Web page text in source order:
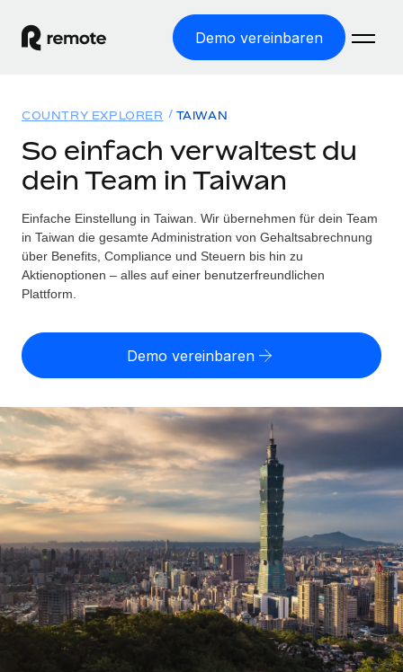
Demo vereinbaren
WELTWEITE BESCHÄFTIGUNG
Globale Payroll
Einfache, rechtssicher Payroll
Employer of Record
Weltweites Wachstum ohne Kosten für Niederlassungen
Contractor of Record
Rechtssichere, weltweite Arbeit mit Freelancer:innen
Globales Onboarding und Verwalten von
Freelancer:innen
PEO
Auslagern von komplexen HR-Aufgaben
INFRASTRUKTUR
Remote Embedded
Nahtlose Integration der HR in bestehende Abläufe
Plattform
Integrierte HR-Kernfunktionen für dein Team
Lösungen
WELTWEITE ABDECKUNG
Country Explorer
Länderspezifische Unterstützung bei der Einstellung
Einfache Einstellung in allen US-Bundesstaaten
WACHSTUMSPHASE
Startups
Agile HR- und Payroll-Lösungen für wachsende
Unternehmen
Mittelstand
Maßgeschneiderte HR-Lösungen, um Teams zu
vergrößern
Enterprise
Globale HR für Konzerne und Großunternehmen
Ressourcen
TOOLS UND RECHNER
Scheinselbstständigkeitsrisiko berechnen
Personalkostenrechner
Gesamtbeschäftigungskosten
Honorarzahlungen berechnen
Informationen zu möglichen Währungen und
Abwicklungsfristen für globale Freelancer:innen
LERNEN MIT REMOTE
Forschung und Leitfäden
Fallstudien
HR-Glossar
Preise
Nederlands
Français
Deutsch
Español
Italiano
Português (Portugal)
Anmelden
COUNTRY EXPLORER TAIWAN
So einfach verwaltest du
dein Team in Taiwan
Einfache Einstellung in Taiwan. Wir übernehmen für dein Team
in Taiwan die gesamte Administration von Gehaltsabrechnung
über Benefits, Compliance und Steuern bis hin zu
Aktienoptionen – alles auf einer benutzerfreundlichen
Plattform.
Demo vereinbaren